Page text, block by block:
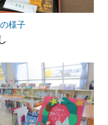
様子